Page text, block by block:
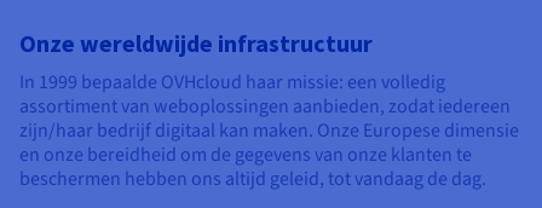
Onze wereldwijde infrastructuur
In 1999 bepaalde OVHcloud haar missie: een volledig
assortiment van weboplossingen aanbieden, zodat iedereen
zijn/haar bedrijf digitaal kan maken. Onze Europese dimensie
en onze bereidheid om de gegevens van onze klanten te
beschermen hebben ons altijd geleid, tot vandaag de dag.